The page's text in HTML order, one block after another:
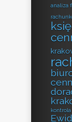
analiza